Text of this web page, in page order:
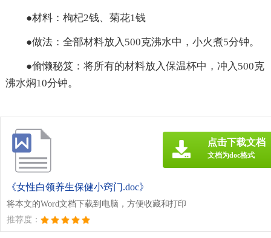
●材料：枸杞2钱、菊花1钱
●做法：全部材料放入500克沸水中，小火煮5分钟。
●偷懒秘笈：将所有的材料放入保温杯中，冲入500克
沸水焖10分钟。
《女性白领养生保健小窍门.doc》
将本文的Word文档下载到电脑，方便收藏和打印
推荐度：
点击下载文档
文档为doc格式